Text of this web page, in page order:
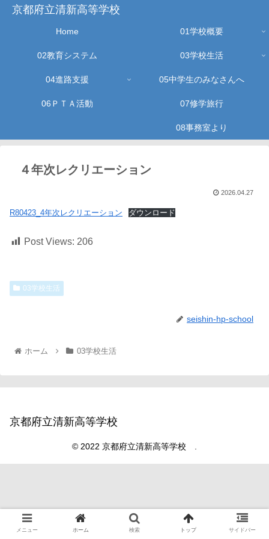
京都府立清新高等学校
Home 01学校概要
02教育システム 03学校生活
04進路支援 05中学生のみなさんへ
06ＰＴＡ活動 07修学旅行
08事務室より
４年次レクリエーション
2026.04.27
R80423_4年次レクリエーション ダウンロード
Post Views: 206
03学校生活
seishin-hp-school
ホーム 03学校生活
京都府立清新高等学校
© 2022 京都府立清新高等学校 .
メニュー ホーム 検索 トップ サイドバー